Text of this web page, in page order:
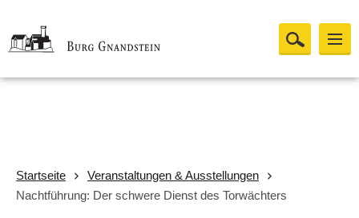
Startseite
Veranstaltungen & Ausstellungen
Nachtführung: Der schwere Dienst des Torwächters